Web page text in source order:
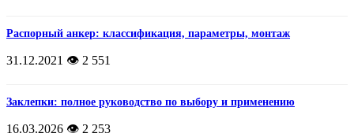
Распорный анкер: классификация, параметры, монтаж
31.12.2021 👁️ 2 551
Заклепки: полное руководство по выбору и применению
16.03.2026 👁️ 2 253